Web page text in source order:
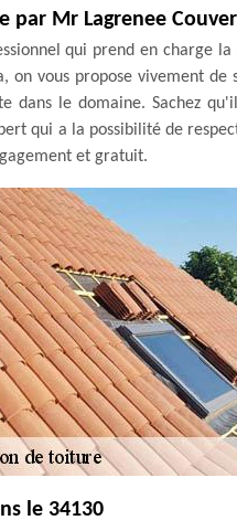
par Mr Lagrenee
qui prend en charge la
on vous propose vivement de
dans le domaine. Sachez
qui a la possibilité de
et gratuit.
le 34130